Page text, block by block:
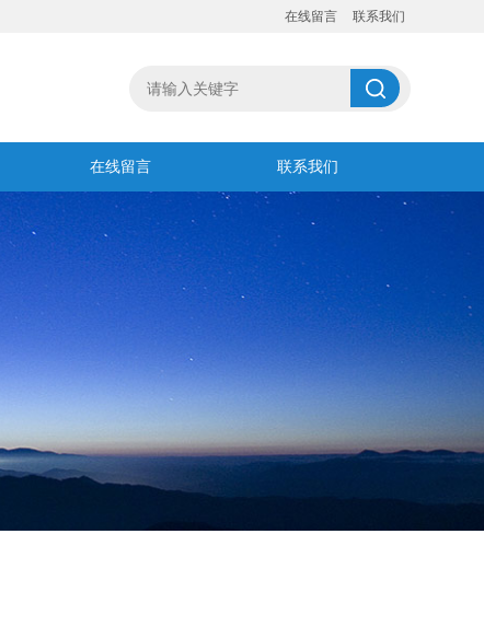
在线留言 联系我们
在线留言 联系我们